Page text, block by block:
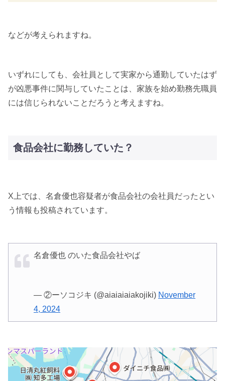
などが考えられますね。
いずれにしても、会社員として実家から通勤していたはず
が凶悪事件に関与していたことは、家族を始め勤務先職員
には信じられないことだろうと考えますね。
食品会社に勤務していた？
X上では、名倉優也容疑者が食品会社の会社員だったとい
う情報も投稿されています。
名倉優也 のいた食品会社やば
— ②ーソコジキ (@aiaiaiaiakojiki) November
4, 2024